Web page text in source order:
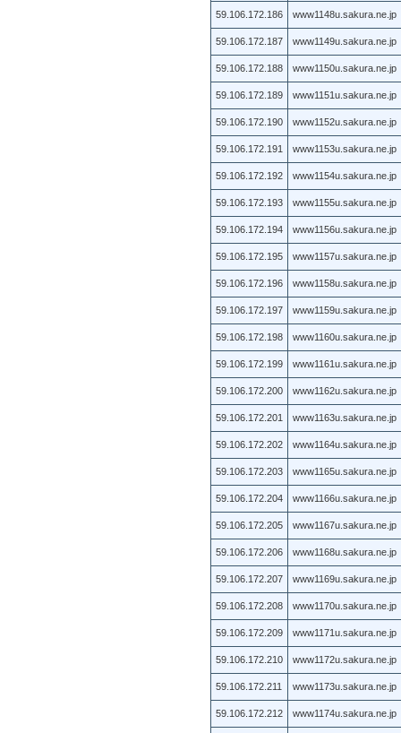
59.106.172.186 www1148u.sakura.ne.jp
59.106.172.187 www1149u.sakura.ne.jp
59.106.172.188 www1150u.sakura.ne.jp
59.106.172.189 www1151u.sakura.ne.jp
59.106.172.190 www1152u.sakura.ne.jp
59.106.172.191 www1153u.sakura.ne.jp
59.106.172.192 www1154u.sakura.ne.jp
59.106.172.193 www1155u.sakura.ne.jp
59.106.172.194 www1156u.sakura.ne.jp
59.106.172.195 www1157u.sakura.ne.jp
59.106.172.196 www1158u.sakura.ne.jp
59.106.172.197 www1159u.sakura.ne.jp
59.106.172.198 www1160u.sakura.ne.jp
59.106.172.199 www1161u.sakura.ne.jp
59.106.172.200 www1162u.sakura.ne.jp
59.106.172.201 www1163u.sakura.ne.jp
59.106.172.202 www1164u.sakura.ne.jp
59.106.172.203 www1165u.sakura.ne.jp
59.106.172.204 www1166u.sakura.ne.jp
59.106.172.205 www1167u.sakura.ne.jp
59.106.172.206 www1168u.sakura.ne.jp
59.106.172.207 www1169u.sakura.ne.jp
59.106.172.208 www1170u.sakura.ne.jp
59.106.172.209 www1171u.sakura.ne.jp
59.106.172.210 www1172u.sakura.ne.jp
59.106.172.211 www1173u.sakura.ne.jp
59.106.172.212 www1174u.sakura.ne.jp